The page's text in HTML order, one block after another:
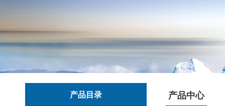
产品目录 产品中心